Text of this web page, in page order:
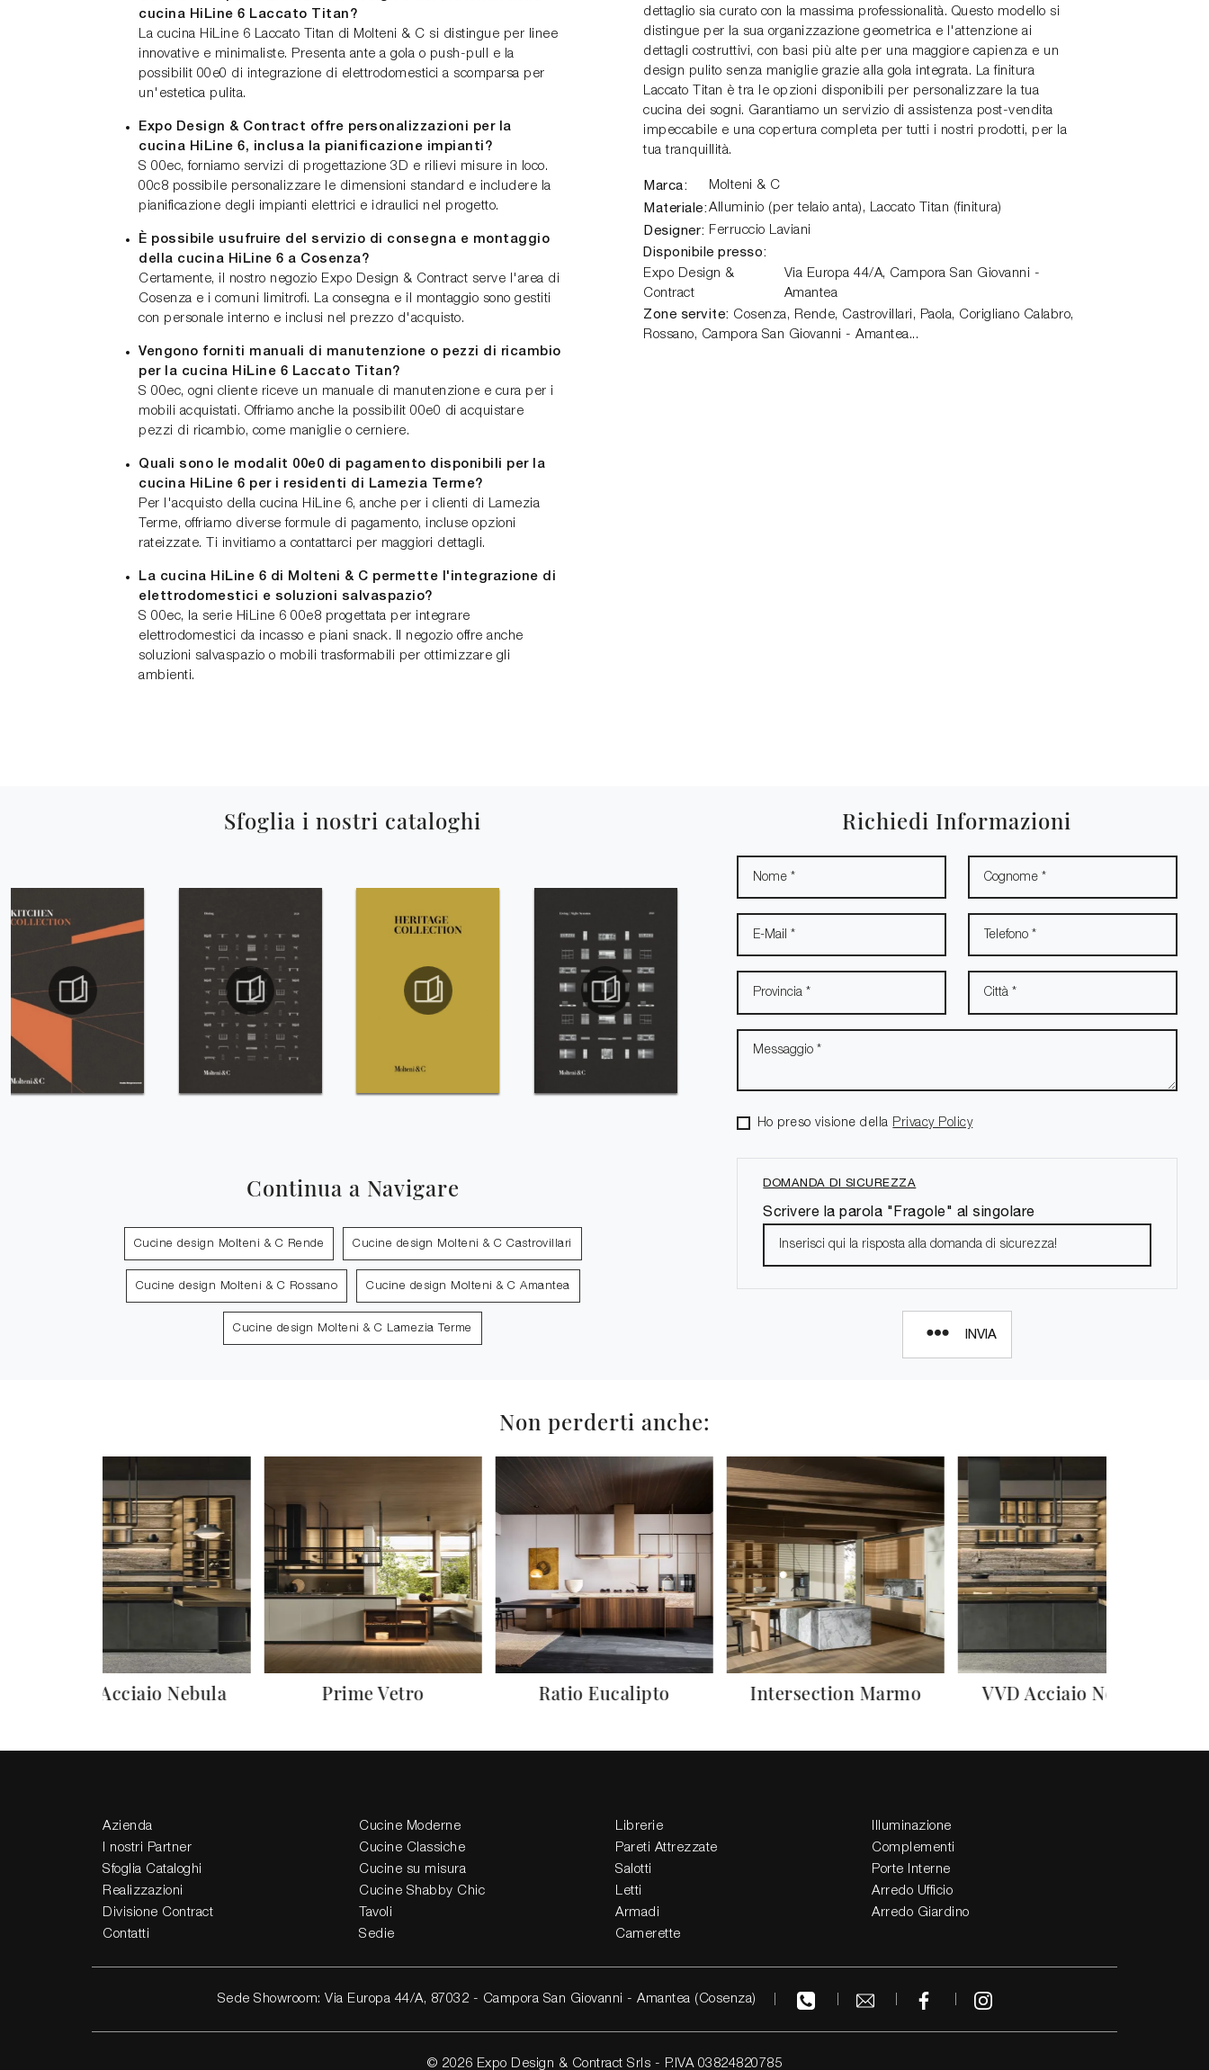
cucina HiLine 6 Laccato Titan?
La cucina HiLine 6 Laccato Titan di Molteni & C si distingue per linee
innovative e minimaliste. Presenta ante a gola o push-pull e la
possibilit 00e0 di integrazione di elettrodomestici a scomparsa per
un'estetica pulita.
Expo Design & Contract offre personalizzazioni per la
cucina HiLine 6, inclusa la pianificazione impianti?
S 00ec, forniamo servizi di progettazione 3D e rilievi misure in loco.
00c8 possibile personalizzare le dimensioni standard e includere la
pianificazione degli impianti elettrici e idraulici nel progetto.
È possibile usufruire del servizio di consegna e montaggio
della cucina HiLine 6 a Cosenza?
Certamente, il nostro negozio Expo Design & Contract serve l'area di
Cosenza e i comuni limitrofi. La consegna e il montaggio sono gestiti
con personale interno e inclusi nel prezzo d'acquisto.
Vengono forniti manuali di manutenzione o pezzi di ricambio
per la cucina HiLine 6 Laccato Titan?
S 00ec, ogni cliente riceve un manuale di manutenzione e cura per i
mobili acquistati. Offriamo anche la possibilit 00e0 di acquistare
pezzi di ricambio, come maniglie o cerniere.
Quali sono le modalit 00e0 di pagamento disponibili per la
cucina HiLine 6 per i residenti di Lamezia Terme?
Per l'acquisto della cucina HiLine 6, anche per i clienti di Lamezia
Terme, offriamo diverse formule di pagamento, incluse opzioni
rateizzate. Ti invitiamo a contattarci per maggiori dettagli.
La cucina HiLine 6 di Molteni & C permette l'integrazione di
elettrodomestici e soluzioni salvaspazio?
S 00ec, la serie HiLine 6 00e8 progettata per integrare
elettrodomestici da incasso e piani snack. Il negozio offre anche
soluzioni salvaspazio o mobili trasformabili per ottimizzare gli
ambienti.
dettaglio sia curato con la massima professionalità. Questo modello si
distingue per la sua organizzazione geometrica e l'attenzione ai
dettagli costruttivi, con basi più alte per una maggiore capienza e un
design pulito senza maniglie grazie alla gola integrata. La finitura
Laccato Titan è tra le opzioni disponibili per personalizzare la tua
cucina dei sogni. Garantiamo un servizio di assistenza post-vendita
impeccabile e una copertura completa per tutti i nostri prodotti, per la
tua tranquillità.
Marca: Molteni & C
Materiale: Alluminio (per telaio anta), Laccato Titan (finitura)
Designer: Ferruccio Laviani
Disponibile presso:
Expo Design &
Contract
Via Europa 44/A, Campora San Giovanni -
Amantea
Zone servite: Cosenza, Rende, Castrovillari, Paola, Corigliano Calabro,
Rossano, Campora San Giovanni - Amantea...
Sfoglia i nostri cataloghi
Continua a Navigare
Cucine design Molteni & C Rende Cucine design Molteni & C Castrovillari
Cucine design Molteni & C Rossano Cucine design Molteni & C Amantea
Cucine design Molteni & C Lamezia Terme
Richiedi Informazioni
Ho preso visione della Privacy Policy
DOMANDA DI SICUREZZA
Scrivere la parola "Fragole" al singolare
INVIA
Non perderti anche:
VVD Acciaio Nebula Prime Vetro Ratio Eucalipto Intersection Marmo VVD Acciaio Nebula
Azienda
I nostri Partner
Sfoglia Cataloghi
Realizzazioni
Divisione Contract
Contatti
Cucine Moderne
Cucine Classiche
Cucine su misura
Cucine Shabby Chic
Tavoli
Sedie
Librerie
Pareti Attrezzate
Salotti
Letti
Armadi
Camerette
Illuminazione
Complementi
Porte Interne
Arredo Ufficio
Arredo Giardino
Sede Showroom: Via Europa 44/A, 87032 - Campora San Giovanni - Amantea (Cosenza)
© 2026 Expo Design & Contract Srls - P.IVA 03824820785